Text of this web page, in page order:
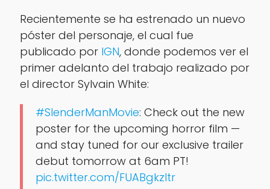
Recientemente se ha estrenado un nuevo
póster del personaje, el cual fue
publicado por IGN, donde podemos ver el
primer adelanto del trabajo realizado por
el director Sylvain White:
#SlenderManMovie: Check out the new
poster for the upcoming horror film —
and stay tuned for our exclusive trailer
debut tomorrow at 6am PT!
pic.twitter.com/FUABgkzItr